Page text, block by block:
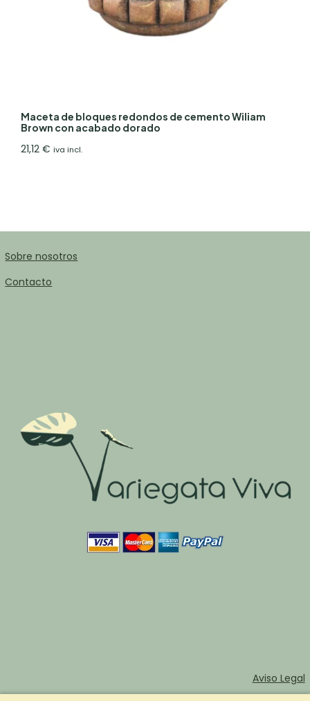
Maceta de bloques redondos de cemento Wiliam
Brown con acabado dorado
21,12€ iva incl.
Sobre nosotros
Contacto
Aviso Legal